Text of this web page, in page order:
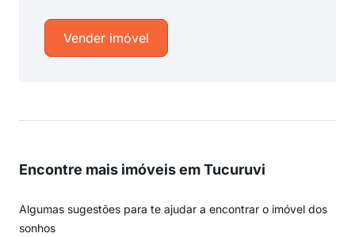
Vender imóvel
Encontre mais imóveis em Tucuruvi
Algumas sugestões para te ajudar a encontrar o imóvel dos
sonhos